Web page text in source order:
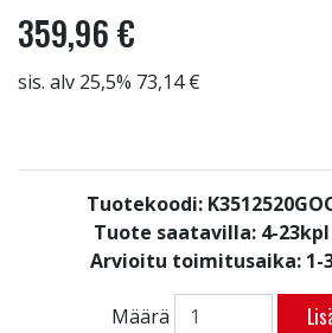
359,96 €
sis. alv 25,5% 73,14 €
Tuotekoodi:
Tuote saatavilla: 4-
Arvioitu toimitusaika: 1-
Määrä